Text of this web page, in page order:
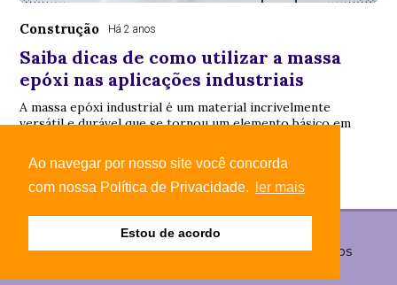
Ao navegar por nosso site você concorda
com nossa Política de Privacidade.
ler mais
Estou de acordo
Construção Há 2 anos
Saiba dicas de como utilizar a massa
epóxi nas aplicações industriais
A massa epóxi industrial é um material incrivelmente
versátil e durável que se tornou um elemento básico em
© Copyright 2026 - Portal NCO - Todos os direitos